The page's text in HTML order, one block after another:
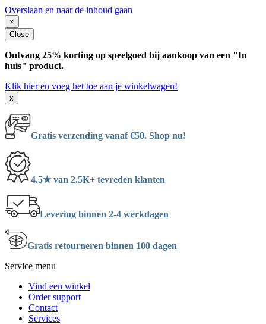
Overslaan en naar de inhoud gaan
×
Close
Ontvang 25% korting op speelgoed bij aankoop van een "In
huis" product.
Klik hier en voeg het toe aan je winkelwagen!
x
Gratis verzending vanaf €50. Shop nu!
4.5★ van 2.5K+ tevreden klanten
Levering binnen 2-4 werkdagen
Gratis retourneren binnen 100 dagen
Service menu
Vind een winkel
Order support
Contact
Services